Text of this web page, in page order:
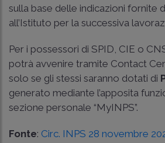
sulla base delle indicazioni fornite
all’Istituto per la successiva
Per i possessori di SPID, CIE o
potrà avvenire tramite Contact
solo se gli stessi saranno dotati di
generato mediante l’apposita
sezione personale “MyINPS”.
Fonte: Circ. INPS 28 novembre